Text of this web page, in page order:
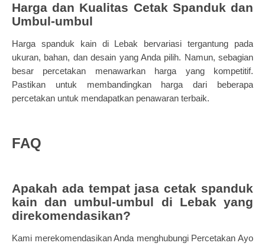
Harga dan Kualitas Cetak Spanduk dan
Umbul-umbul
Harga spanduk kain di Lebak bervariasi tergantung pada
ukuran, bahan, dan desain yang Anda pilih. Namun, sebagian
besar percetakan menawarkan harga yang kompetitif.
Pastikan untuk membandingkan harga dari beberapa
percetakan untuk mendapatkan penawaran terbaik.
FAQ
Apakah ada tempat jasa cetak spanduk
kain dan umbul-umbul di Lebak yang
direkomendasikan?
Kami merekomendasikan Anda menghubungi Percetakan Ayo